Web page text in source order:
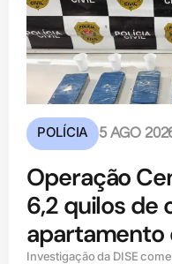
POLÍCIA 5 AGO
Operação
6,2 quilos de
apartamento
Investigação da DISE